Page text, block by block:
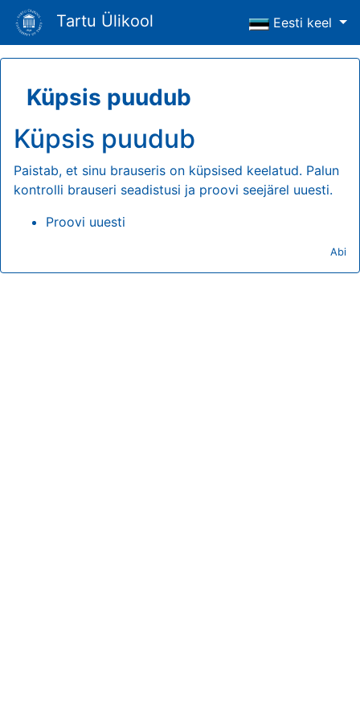
Tartu Ülikool Eesti keel
Küpsis puudub
Küpsis puudub
Paistab, et sinu brauseris on küpsised keelatud. Palun
kontrolli brauseri seadistusi ja proovi seejärel uuesti.
Proovi uuesti
Abi